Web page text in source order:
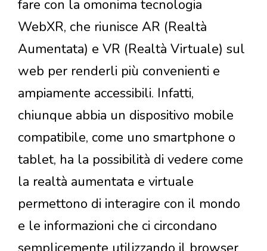
fare con la omonima tecnologia
WebXR, che riunisce AR (Realtà
Aumentata) e VR (Realtà Virtuale) sul
web per renderli più convenienti e
ampiamente accessibili. Infatti,
chiunque abbia un dispositivo mobile
compatibile, come uno smartphone o
tablet, ha la possibilità di vedere come
la realtà aumentata e virtuale
permettono di interagire con il mondo
e le informazioni che ci circondano